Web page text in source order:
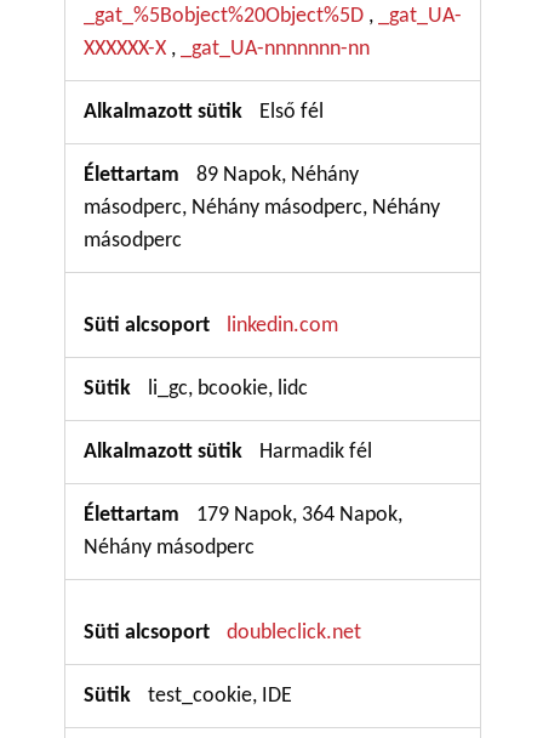
_gat_%5Bobject%20Object%5D ,
_gat_UA-
XXXXXX-X , _gat_UA-nnnnnnn-nn
Első fél
89 Napok, Néhány
másodperc, Néhány másodperc, Néhány
másodperc
linkedin.com
li_gc, bcookie, lidc
Harmadik fél
179 Napok, 364 Napok,
Néhány másodperc
doubleclick.net
test_cookie, IDE